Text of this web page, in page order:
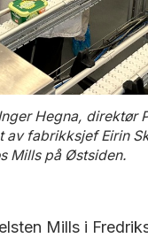
Hegna, direktør
fabrikksjef Eirin
Mills på Østsiden.
Mills i